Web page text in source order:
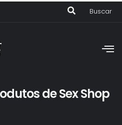
Buscar
de Sex Shop